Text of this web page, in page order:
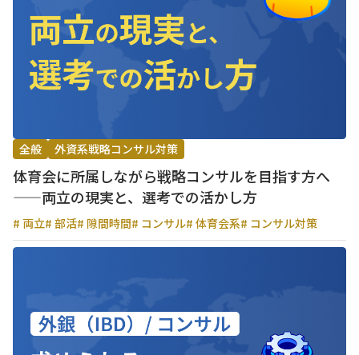
全般 外資系戦略コンサル対策
体育会に所属しながら戦略コンサルを目指す方へ
——両立の現実と、選考での活かし方
# 両立# 部活# 隙間時間# コンサル# 体育会系# コンサル対策